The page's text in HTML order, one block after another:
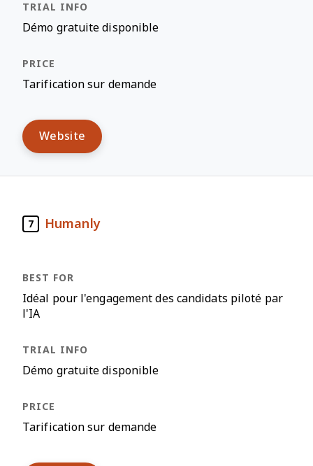
Démo gratuite disponible
Tarification sur demande
Website
7 Humanly
Idéal pour l'engagement des candidats piloté par
l'IA
Démo gratuite disponible
Tarification sur demande